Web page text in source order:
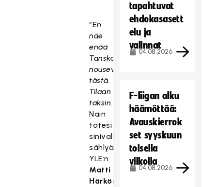
”En
näe
enää
Tanskan
nousevan
tästä.
Tilaan
taksin.”
Näin
totesi
sinivalkoinen
sählyääni
YLE:n
Matti
Härkönen
tapahtuvat
ehdokasasett
elu ja
valinnat
04.08.2026
F-liigan alku
häämöttää:
Avauskierrok
set syyskuun
toisella
viikolla
04.08.2026